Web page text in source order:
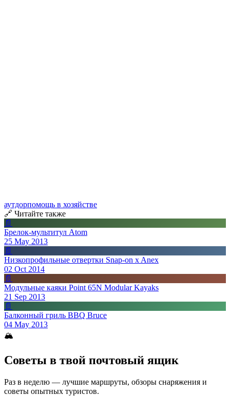
аутдорпомощь в хозяйстве
🔗 Читайте также
📄
Брелок-мультитул Atom
25 May 2013
📄
Низкопрофильные отвертки Snap-on x Anex
02 Oct 2014
📄
Модульные каяки Point 65N Modular Kayaks
21 Sep 2013
📄
Балконный гриль BBQ Bruce
04 May 2013
🏔
Советы в твой почтовый ящик
Раз в неделю — лучшие маршруты, обзоры снаряжения и
советы опытных туристов.